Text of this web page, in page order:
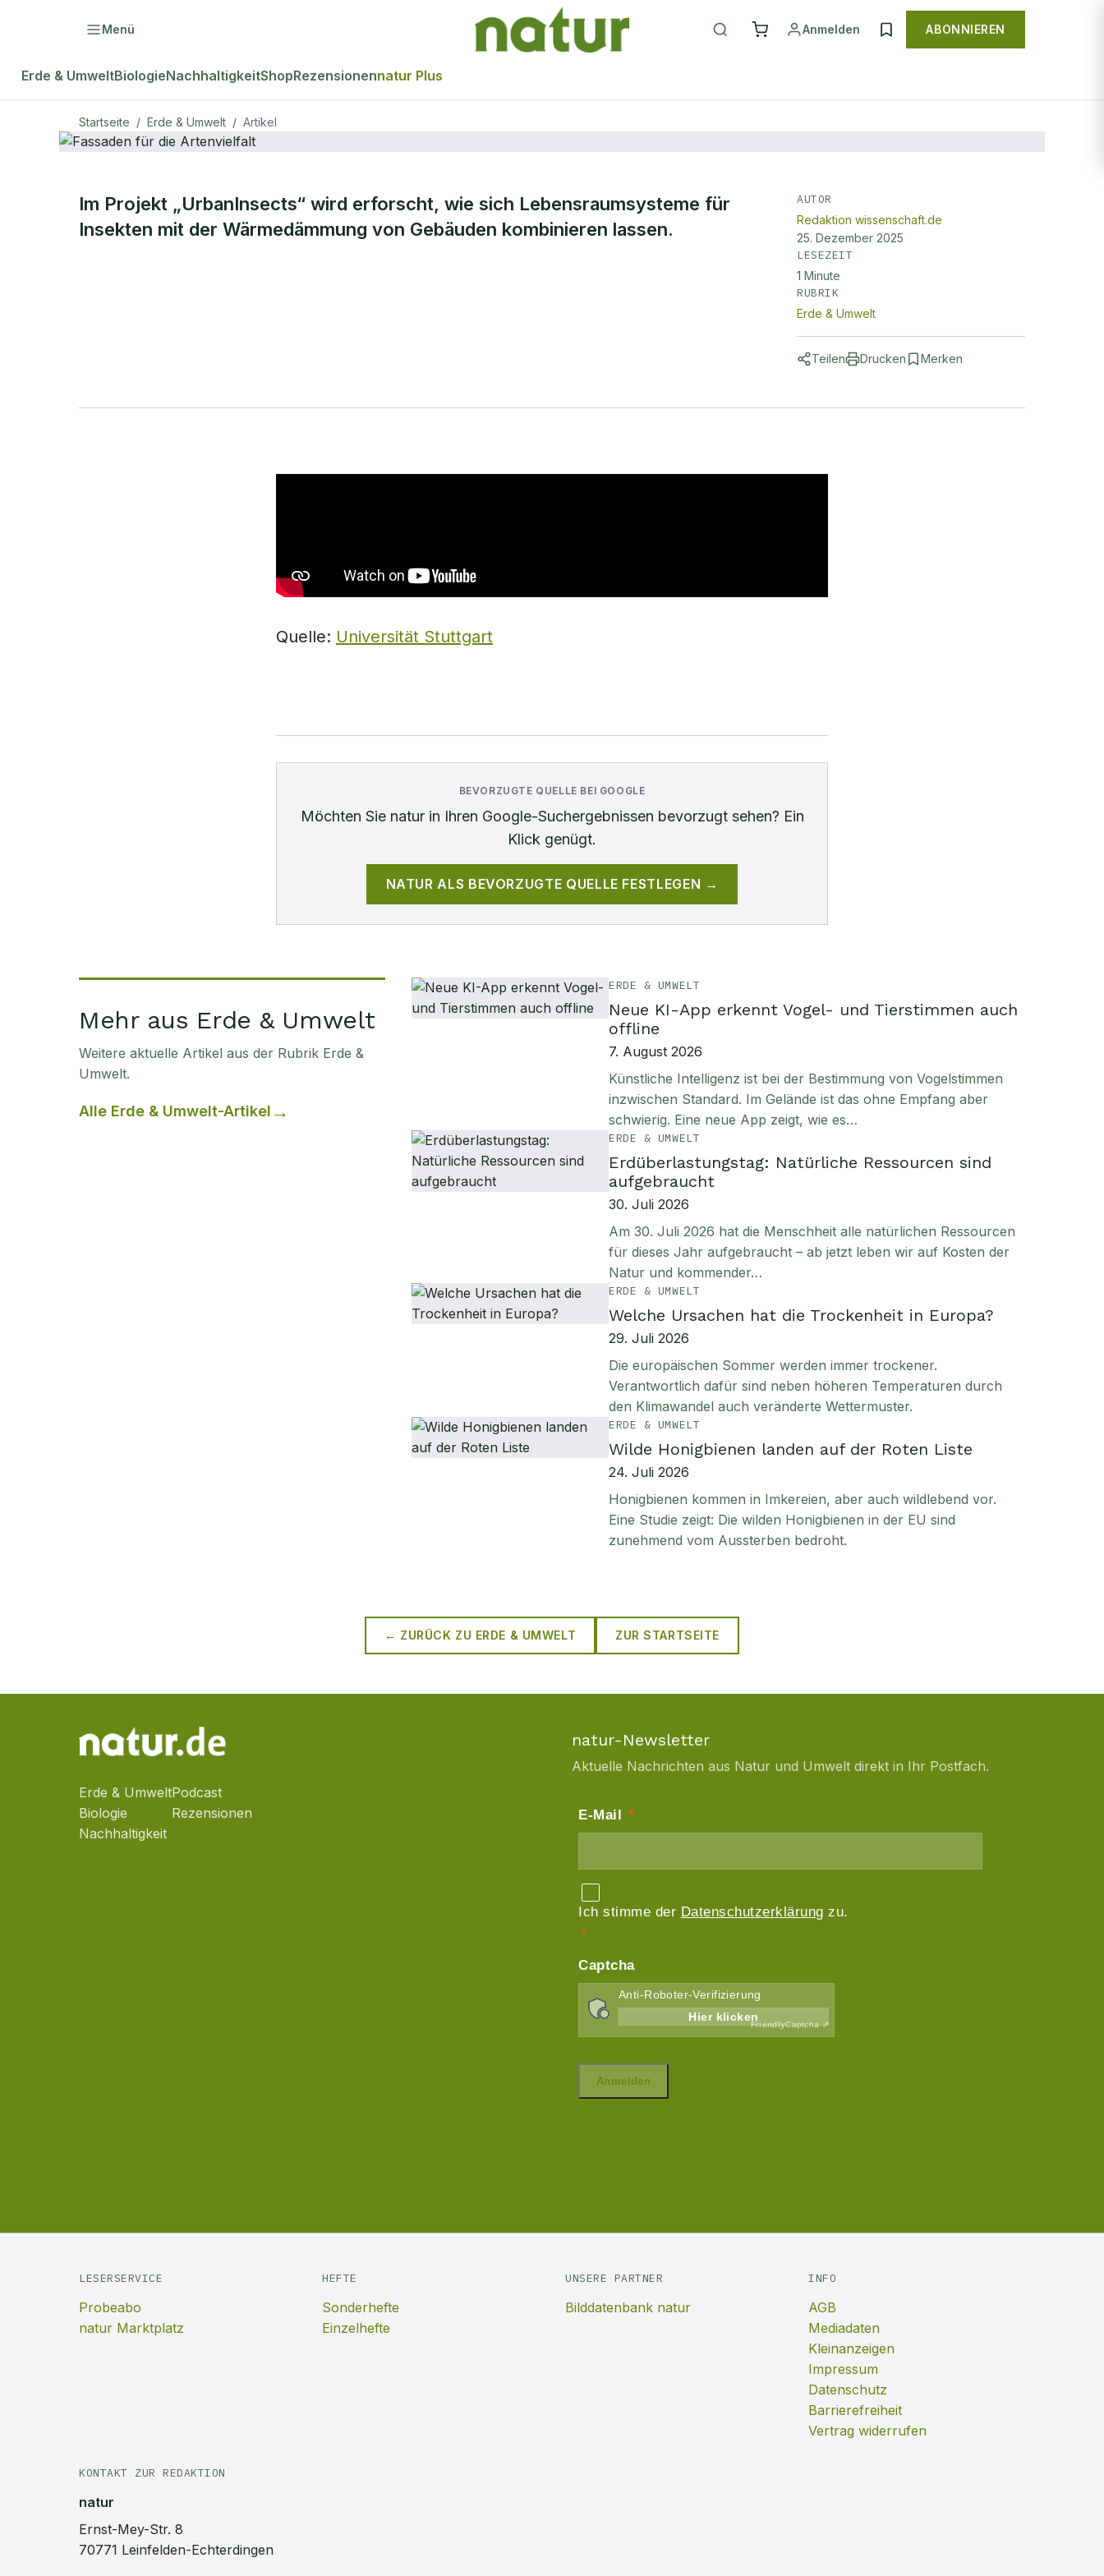
Menü Anmelden ABONNIEREN
Erde & UmweltBiologieNachhaltigkeitShopRezensionennatur Plus
Startseite / Erde & Umwelt / Artikel
ERDE & UMWELT
Fassaden für die
Im Projekt „UrbanInsects“ wird erforscht, wie sich Lebensraumsysteme für
Insekten mit der Wärmedämmung von Gebäuden kombinieren lassen.
AUTOR
Redaktion wissenschaft.de
25. Dezember 2025
LESEZEIT
1 Minute
RUBRIK
Erde & Umwelt
Teilen Drucken Merken
Quelle: Universität Stuttgart
BEVORZUGTE QUELLE BEI GOOGLE
Möchten Sie naturin Ihren Google-Suchergebnissen bevorzugt sehen? Ein
Klick genügt.
NATUR ALS BEVORZUGTE QUELLE FESTLEGEN →
Mehr aus Erde & Umwelt
Weitere aktuelle Artikel aus der Rubrik Erde &
Umwelt.
Alle Erde & Umwelt-Artikel
ERDE & UMWELT
Neue KI-App erkennt Vogel- und Tierstimmen auch
offline
7. August 2026
Künstliche Intelligenz ist bei der Bestimmung von Vogelstimmen
inzwischen Standard. Im Gelände ist das ohne Empfang aber
schwierig. Eine neue App zeigt, wie es…
ERDE & UMWELT
Erdüberlastungstag: Natürliche Ressourcen sind
aufgebraucht
30. Juli 2026
Am 30. Juli 2026 hat die Menschheit alle natürlichen Ressourcen
für dieses Jahr aufgebraucht – ab jetzt leben wir auf Kosten der
Natur und kommender…
ERDE & UMWELT
Welche Ursachen hat die Trockenheit in Europa?
29. Juli 2026
Die europäischen Sommer werden immer trockener.
Verantwortlich dafür sind neben höheren Temperaturen durch
den Klimawandel auch veränderte Wettermuster.
ERDE & UMWELT
Wilde Honigbienen landen auf der Roten Liste
24. Juli 2026
Honigbienen kommen in Imkereien, aber auch wildlebend vor.
Eine Studie zeigt: Die wilden Honigbienen in der EU sind
zunehmend vom Aussterben bedroht.
← ZURÜCK ZU ERDE & UMWELT ZUR STARTSEITE
Erde & Umwelt
Biologie
Nachhaltigkeit
Podcast
Rezensionen
natur-Newsletter
Aktuelle Nachrichten aus Natur und Umwelt direkt in Ihr Postfach.
LESERSERVICE
Probeabo
natur Marktplatz
HEFTE
Sonderhefte
Einzelhefte
UNSERE PARTNER
Bilddatenbank natur
INFO
AGB
Mediadaten
Kleinanzeigen
Impressum
Datenschutz
Barrierefreiheit
Vertrag widerrufen
KONTAKT ZUR REDAKTION
natur
Ernst-Mey-Str. 8
70771 Leinfelden-Echterdingen